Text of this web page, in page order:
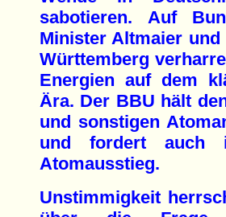
sabotieren. Auf
Minister Altmaier
Württemberg
Energien auf dem
Ära. Der BBU hält
und sonstigen
und fordert auch
Atomausstieg.
Unstimmigkeit